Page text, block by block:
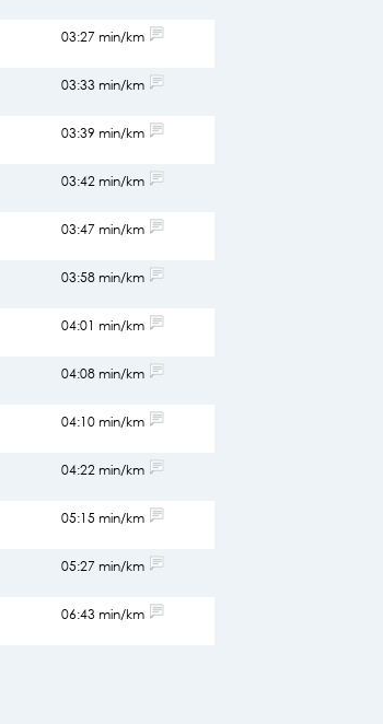
03:27 min/km
03:33 min/km
03:39 min/km
03:42 min/km
03:47 min/km
03:58 min/km
04:01 min/km
04:08 min/km
04:10 min/km
04:22 min/km
05:15 min/km
05:27 min/km
06:43 min/km